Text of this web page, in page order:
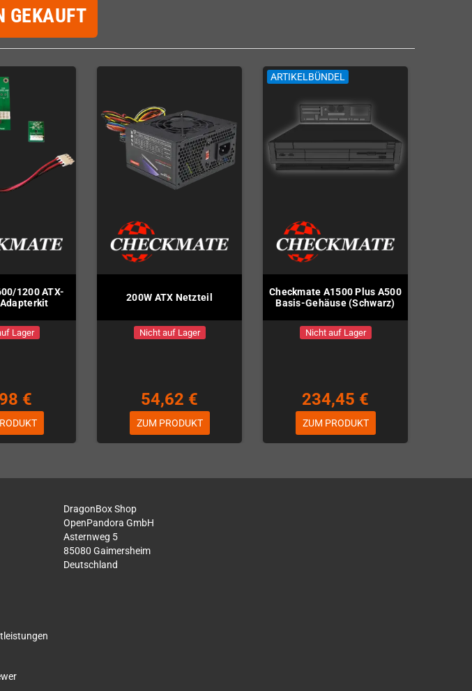
GEKAUFT
1200 ATX-
Lager
€
200W ATX Netzteil
Nicht auf Lager
54,62 €
ZUM PRODUKT
ARTIKELBÜNDEL
Checkmate A1500 Plus A500
Basis-Gehäuse (Schwarz)
Nicht auf Lager
234,45 €
ZUM PRODUKT
DragonBox Shop
OpenPandora GmbH
Asternweg 5
85080 Gaimersheim
Deutschland